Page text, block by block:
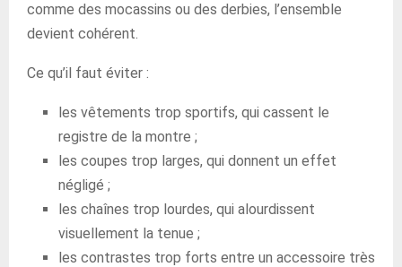
comme des mocassins ou des derbies, l’ensemble
devient cohérent.
Ce qu’il faut éviter :
les vêtements trop sportifs, qui cassent le
registre de la montre ;
les coupes trop larges, qui donnent un effet
négligé ;
les chaînes trop lourdes, qui alourdissent
visuellement la tenue ;
les contrastes trop forts entre un accessoire très